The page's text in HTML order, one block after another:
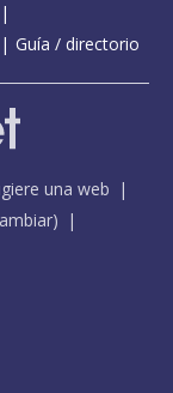
Guía / directorio
una web
)